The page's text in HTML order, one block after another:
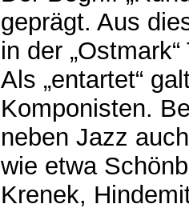
geprägt. Aus
in der
Als „entartet“
Komponisten.
neben Jazz
wie etwa
Krenek,